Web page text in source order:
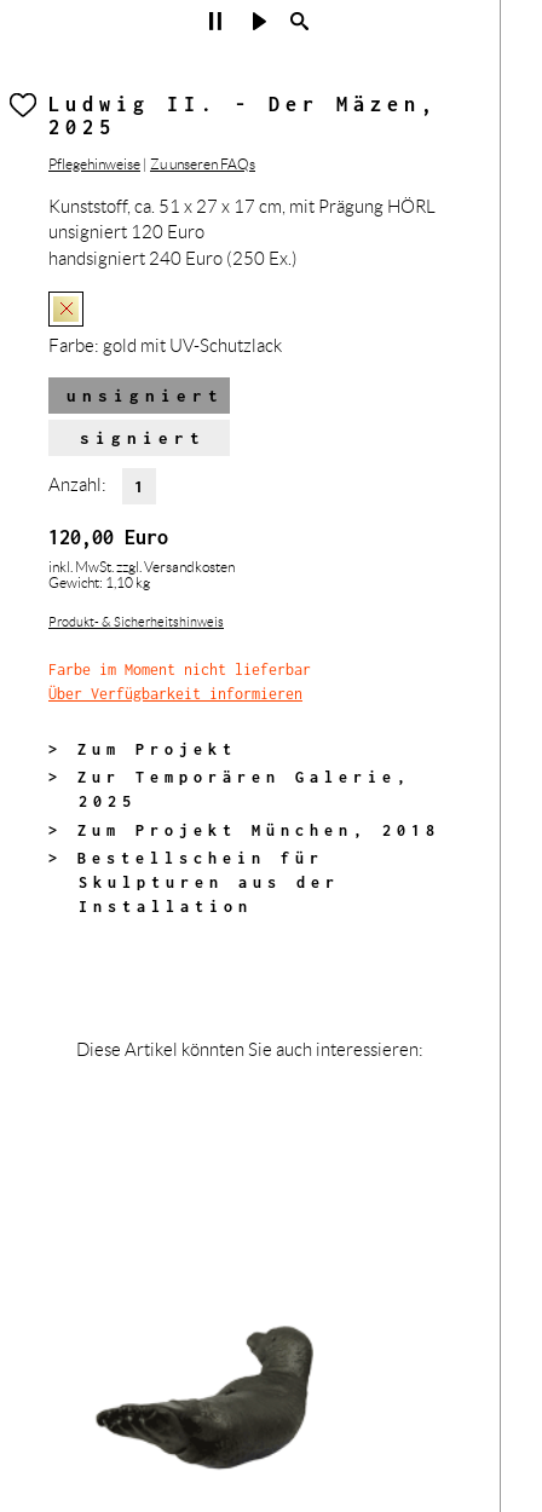
Ludwig II. - Der Mäzen,
2025
Pflegehinweise | Zu unseren FAQs
Kunststoff, ca. 51 x 27 x 17 cm, mit Prägung HÖRL
unsigniert 120 Euro
handsigniert 240 Euro (250 Ex.)
Farbe: gold mit UV-Schutzlack
unsigniert
signiert
Anzahl:
120,00 Euro
inkl. MwSt. zzgl. Versandkosten
Gewicht: 1,10 kg
Produkt- & Sicherheitshinweis
Farbe im Moment nicht lieferbar
Über Verfügbarkeit informieren
> Zum Projekt
> Zur Temporären Galerie,
2025
> Zum Projekt München, 2018
> Bestellschein für
Skulpturen aus der
Installation
Diese Artikel könnten Sie auch interessieren: